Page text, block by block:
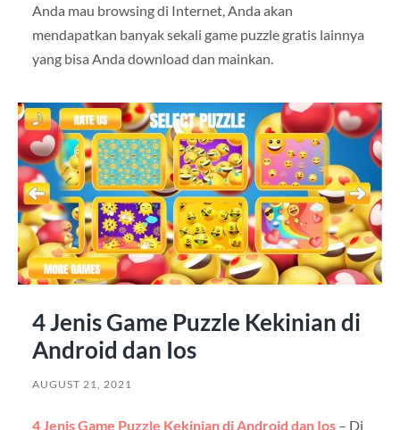
Anda mau browsing di Internet, Anda akan
mendapatkan banyak sekali game puzzle gratis lainnya
yang bisa Anda download dan mainkan.
4 Jenis Game Puzzle Kekinian di
Android dan Ios
AUGUST 21, 2021
4 Jenis Game Puzzle Kekinian di Android dan Ios– Di